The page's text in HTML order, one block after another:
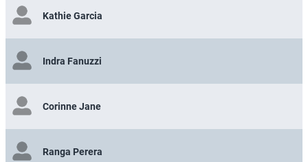
Kathie Garcia
Indra Fanuzzi
Corinne Jane
Ranga Perera